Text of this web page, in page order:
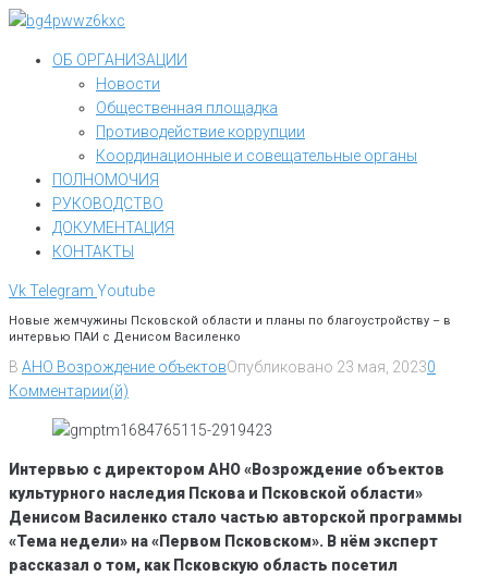
Перейти
контентуОБ ОРГАНИЗАЦИИ
Новости
Общественная площадка
Противодействие коррупции
Координационные и совещательные органы
ПОЛНОМОЧИЯ
РУКОВОДСТВО
ДОКУМЕНТАЦИЯ
КОНТАКТЫ
VkTelegram Youtube
Новые жемчужины Псковской области и планы по благоустройству – в
интервью ПАИ с Денисом Василенко
В АНО Возрождение объектовОпубликовано 23 мая, 20230
Комментарии(й)
Интервью с директором АНО «Возрождение объектов
культурного наследия Пскова и Псковской области»
Денисом Василенко стало частью авторской программы
«Тема недели» на «Первом Псковском». В нём эксперт
рассказал о том, как Псковскую область посетил